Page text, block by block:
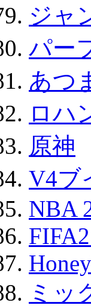
ジャ
パー
あつ
ロハ
原神
V4ブ
NBA
ミッ